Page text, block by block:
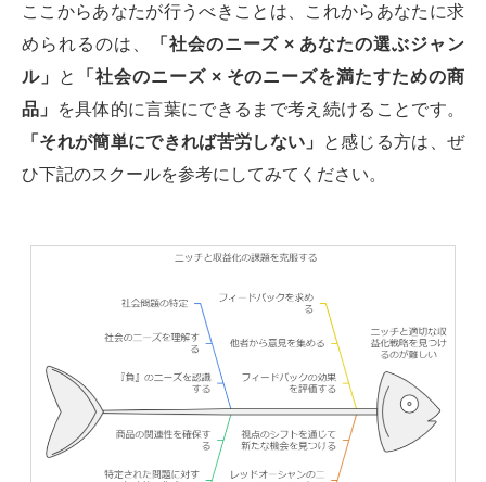
ここからあなたが行うべきことは、これからあなたに求
められるのは、
「社会のニーズ × あなたの選ぶジャン
ル」
と
「社会のニーズ × そのニーズを満たすための商
品」
を具体的に言葉にできるまで考え続けることです。
「それが簡単にできれば苦労しない」
と感じる方は、ぜ
ひ下記のスクールを参考にしてみてください。